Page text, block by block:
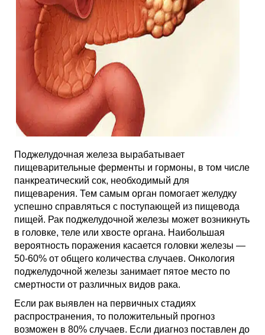
Поджелудочная железа вырабатывает
пищеварительные ферменты и гормоны, в том числе
панкреатический сок, необходимый для
пищеварения. Тем самым орган помогает желудку
успешно справляться с поступающей из пищевода
пищей. Рак поджелудочной железы может возникнуть
в головке, теле или хвосте органа. Наибольшая
вероятность поражения касается головки железы —
50-60% от общего количества случаев. Онкология
поджелудочной железы занимает пятое место по
смертности от различных видов рака.
Если рак выявлен на первичных стадиях
распространения, то положительный прогноз
возможен в 80% случаев. Если диагноз поставлен до